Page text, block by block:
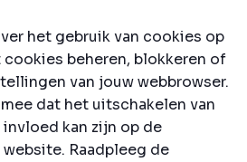
het gebruik van cookies op
beheren, blokkeren of
van jouw webbrowser.
dat het uitschakelen van
kan zijn op de
Raadpleeg de